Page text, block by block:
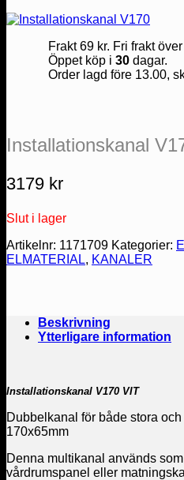
Frakt 69 kr. Fri frakt
Öppet köp i 30dagar.
Order lagd före 13.00,
Installationskanal
3179 kr
Slut i lager
Artikelnr: 1171709 Kategorier:
ELMATERIAL, KANALER
Beskrivning
Ytterligare information
Installationskanal V170 VIT
Dubbelkanal för både stora
170x65mm
Denna multikanal används
vårdrumspanel eller